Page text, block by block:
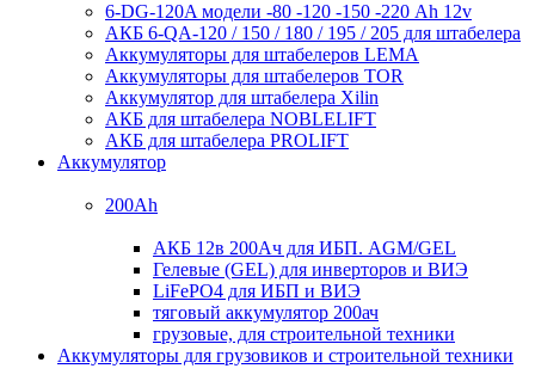
6-DG-120A модели -80 -120 -150 -220 Ah 12v
АКБ 6-QA-120 / 150 / 180 / 195 / 205 для штабелера
Аккумуляторы для штабелеров LEMA
Аккумуляторы для штабелеров TOR
Аккумулятор для штабелера Xilin
АКБ для штабелера NOBLELIFT
АКБ для штабелера PROLIFT
Аккумулятор
200Ah
АКБ 12в 200Ач для ИБП. AGM/GEL
Гелевые (GEL) для инверторов и ВИЭ
LiFePO4 для ИБП и ВИЭ
тяговый аккумулятор 200ач
грузовые, для строительной техники
Аккумуляторы для грузовиков и строительной техники